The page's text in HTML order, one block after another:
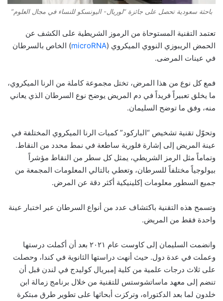
باحثة سعودية تحصل على جائزة “لوريال- اليونسكو للنساء في مجال العلوم”
تعتمد التقنية المستوحاة من الرموز الشريطية على الكشف عن
الحمض الريبوزي النووي الميكروي (microRNA) الخاص بالسرطان
في عينات المرضى.
فمع كل نوع من هذا المرض، تختل مجموعة كاملة من الرنا الميكروي،
ما يخلق تعبيراً فريداً في دم المريض يوضح نوع السرطان الذي يعاني
منه، وفق ما توضح السليمان.
وتحوّل تقنية تشخيص “الباركود” كميات الرنا الميكروي المختلفة في
عينة المريض إلى إشارة فلورية ساطعة في نمط محدد من النقاط.
وتماماً مثل الرمز الشريطي، يمثل كل سطر من النقاط مؤشراً
بيولوجياً مختلفاً للسرطان، وتعطي بالتالي المعلومات المجمعة من
جميع السطور معلومات إكلينيكية أكثر دقة عن المرض.
وتسمح هذه التقنية باكتشاف عدد من أنواع السرطان عبر اختبار عينة
واحدة فقط من المريض.
وانضمت السليمان إلى كاوست عام ٢٠٢١ بعد أن أكملت درستها
وعملت في عدة دول. حيث أنهت دراستها الثانوية في كندا، وحصلت
على ثلاث درجات علمية من كلية إمبريال كوليدج في لندن قبل أن
تنضم إلى معهد ماساتشوستس للتقنية من خلال برنامج زمالة ابن
خلدون لما بعد الدكتوراه، وتركزت أبحاثها على تطوير طرق مبتكرة